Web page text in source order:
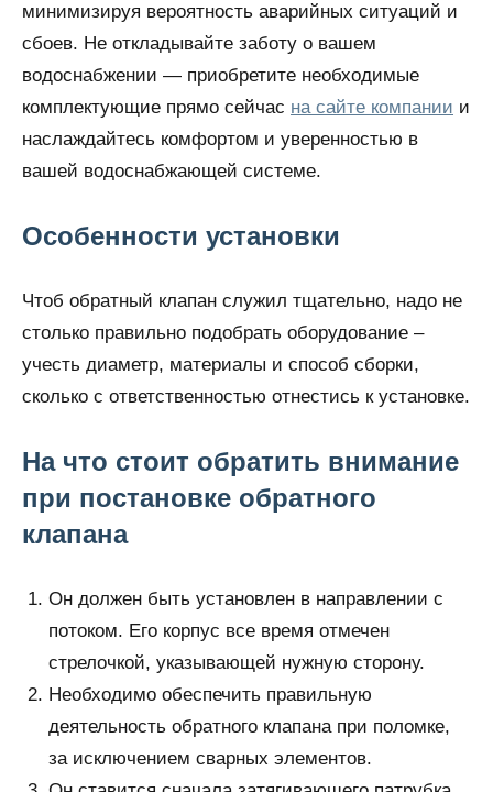
минимизируя вероятность аварийных ситуаций и
сбоев. Не откладывайте заботу о вашем
водоснабжении — приобретите необходимые
комплектующие прямо сейчас на сайте компании и
наслаждайтесь комфортом и уверенностью в
вашей водоснабжающей системе.
Особенности установки
Чтоб обратный клапан служил тщательно, надо не
столько правильно подобрать оборудование –
учесть диаметр, материалы и способ сборки,
сколько с ответственностью отнестись к установке.
На что стоит обратить внимание
при постановке обратного
клапана
Он должен быть установлен в направлении с
потоком. Его корпус все время отмечен
стрелочкой, указывающей нужную сторону.
Необходимо обеспечить правильную
деятельность обратного клапана при поломке,
за исключением сварных элементов.